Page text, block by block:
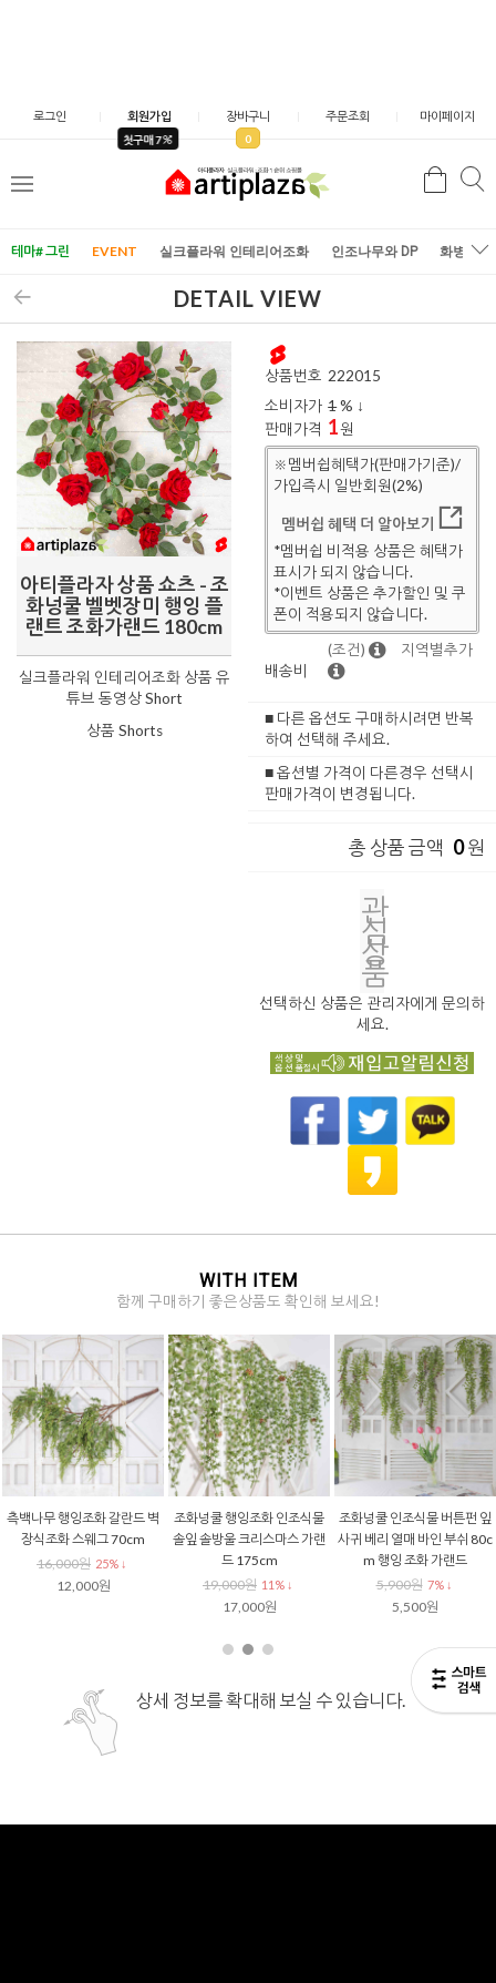
로그인 회원가입
첫구매 7
장바구니
0
주문조회 마이페이지
메
검
테마# 그린 EVENT 실크플라워 인테리어조화 인조나무와 DP 화병/화
DETAIL VIEW
아티플라자 상품 쇼츠 - 조
화넝쿨 벨벳장미 행잉 플
랜트 조화가랜드 180cm
실크플라워 인테리어조화 상품 유
튜브 동영상 Short
상품 Shorts
상품번호 222015
소비자가 1% ↓
판매가격 1원
※멤버쉽혜택가(판매가기준)/
가입즉시 일반회원(2%)
멤버쉽 혜택 더 알아보기
*멤버쉽 비적용 상품은 혜택가
표시가 되지 않습니다.
*이벤트 상품은 추가할인 및 쿠
폰이 적용되지 않습니다.
배송비
(조건) 지역별추가
■ 다른 옵션도 구매하시려면 반복
하여 선택해 주세요.
■ 옵션별 가격이 다른경우 선택시
판매가격이 변경됩니다.
총 상품 금액 0원
관
심
상
품
선택하신 상품은 관리자에게 문의하
세요.
WITH ITEM
함께 구매하기 좋은상품도 확인해 보세요!
측백나무 행잉조화 갈란드 벽
장식조화 스웨그 70cm
16,000원 25% ↓
12,000원
조화넝쿨 행잉조화 인조식물
솔잎 솔방울 크리스마스 가랜
드 175cm
19,000원 11% ↓
17,000원
조화넝쿨 인조식물 버튼펀 잎
사귀 베리 열매 바인 부쉬 80c
m 행잉 조화 가랜드
5,900원 7% ↓
5,500원
상세 정보를 확대해 보실 수 있습니다.